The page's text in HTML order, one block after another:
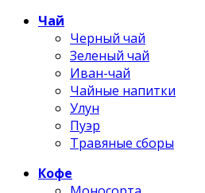
Чай
Черный чай
Зеленый чай
Иван-чай
Чайные напитки
Улун
Пуэр
Травяные сборы
Кофе